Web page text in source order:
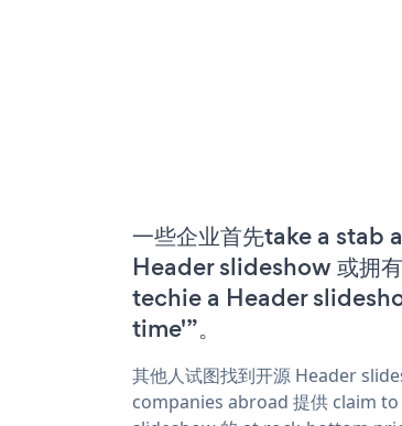
一些企业首先take a stab
Header slideshow 或拥
techie a Header
time'”。
其他人试图找到开源 Header
companies abroad 提供 claim